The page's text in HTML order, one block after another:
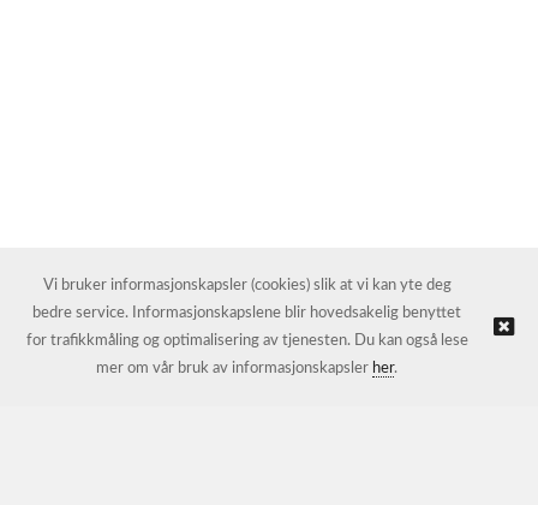
Vi bruker informasjonskapsler (cookies) slik at vi kan yte deg
bedre service. Informasjonskapslene blir hovedsakelig benyttet
for trafikkmåling og optimalisering av tjenesten. Du kan også lese
mer om vår bruk av informasjonskapsler her.